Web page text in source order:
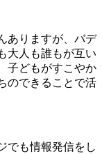
ありますが、バデ
大人も誰もが互い
子どもがすこやか
のできることで活
でも情報発信をし